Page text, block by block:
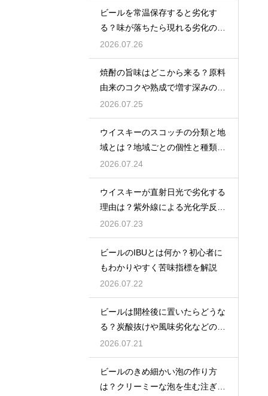
ビールを常温保存すると劣化す
る？味が落ちたら現れる劣化のサ
インを解説
2026.07.26
焼酎の旨味はどこから来る？原料
由来のコクや熟成で増す深みの秘
密を解説
2026.07.25
ウイスキーのスコッチの分類と地
域とは？地域ごとの個性と種類を
解説
2026.07.24
ウイスキーが直射日光で劣化する
理由は？紫外線による光化学反応
で風味が損なわれるため
2026.07.23
ビールのIBUとは何か？初心者に
もわかりやすく苦味指標を解説
2026.07.22
ビールは開栓後に置いたらどうな
る？炭酸抜けや風味劣化などの影
響を解説
2026.07.21
ビールのきめ細かい泡の作り方
は？クリーミーな泡を生む注ぎ方